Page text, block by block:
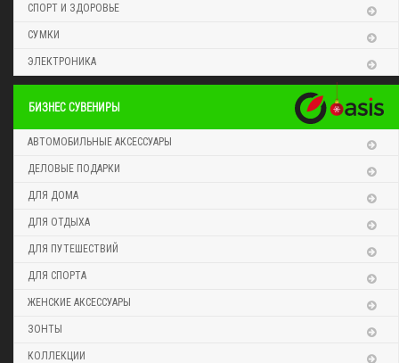
СПОРТ И ЗДОРОВЬЕ
СУМКИ
ЭЛЕКТРОНИКА
БИЗНЕС СУВЕНИРЫ
АВТОМОБИЛЬНЫЕ АКСЕССУАРЫ
ДЕЛОВЫЕ ПОДАРКИ
ДЛЯ ДОМА
ДЛЯ ОТДЫХА
ДЛЯ ПУТЕШЕСТВИЙ
ДЛЯ СПОРТА
ЖЕНСКИЕ АКСЕССУАРЫ
ЗОНТЫ
КОЛЛЕКЦИИ